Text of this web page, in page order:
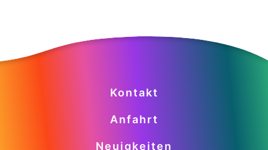
Kontakt
Anfahrt
Neuigkeiten